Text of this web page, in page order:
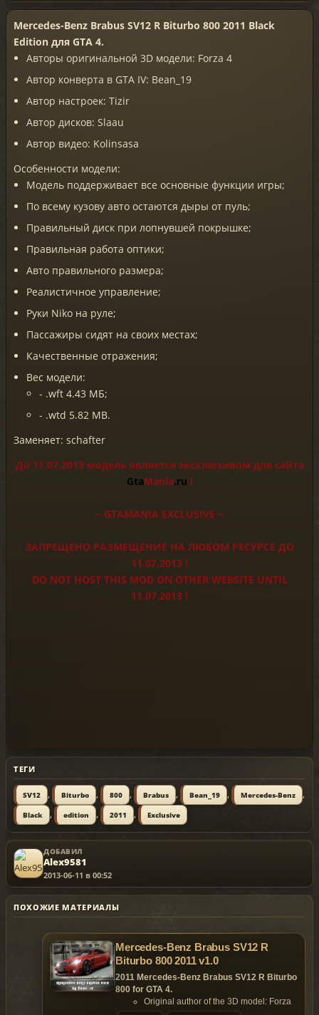
Mercedes-Benz Brabus SV12 R Biturbo 800 2011 Black
Edition для GTA 4.
Авторы оригинальной 3D модели: Forza 4
Автор конверта в GTA IV: Bean_19
Автор настроек: Tizir
Автор дисков: Slaau
Автор видео: Kolinsasa
Особенности модели:
Модель поддерживает все основные функции игры;
По всему кузову авто остаются дыры от пуль;
Правильный диск при лопнувшей покрышке;
Правильная работа оптики;
Авто правильного размера;
Реалистичное управление;
Руки Niko на руле;
Пассажиры сидят на своих местах;
Качественные отражения;
Вес модели:
- .wft 4.43 МБ;
- .wtd 5.82 MB.
Заменяет: schafter
До 11.07.2013 модель является эксклюзивом для сайта
GtaMania.ru !
~ GTAMANIA EXCLUSIVE ~
ЗАПРЕЩЕНО РАЗМЕЩЕНИЕ НА ЛЮБОМ РЕСУРСЕ ДО
11.07.2013 !
DO NOT HOST THIS MOD ON OTHER WEBSITE UNTIL
11.07.2013 !
ТЕГИ
SV12 , Biturbo , 800 , Brabus , Bean_19 , Mercedes-Benz ,
Black , edition , 2011 , Exclusive
ДОБАВИЛ
Alex9581
2013-06-11 в 00:52
ПОХОЖИЕ МАТЕРИАЛЫ
Mercedes-Benz Brabus SV12 R
Biturbo 800 2011 v1.0
2011 Mercedes-Benz Brabus SV12 R Biturbo
800 for GTA 4.
Original author of the 3D model: Forza